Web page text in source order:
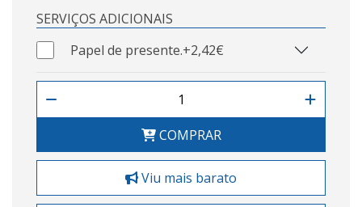
SERVIÇOS ADICIONAIS
Papel de presente.+2,42€
COMPRAR
Viu mais barato